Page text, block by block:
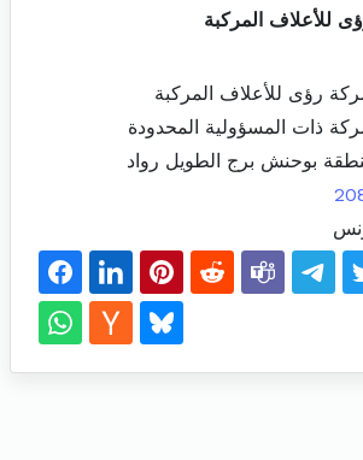
للأعلاف المركبة
رؤى للأعلاف المركبة
ذات المسؤولية المحدودة
بوحنش برج الطويل رواد